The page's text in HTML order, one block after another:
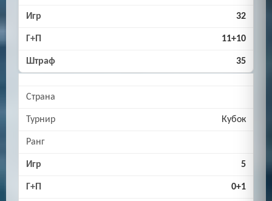
32
11+10
35
Кубок
5
0+1